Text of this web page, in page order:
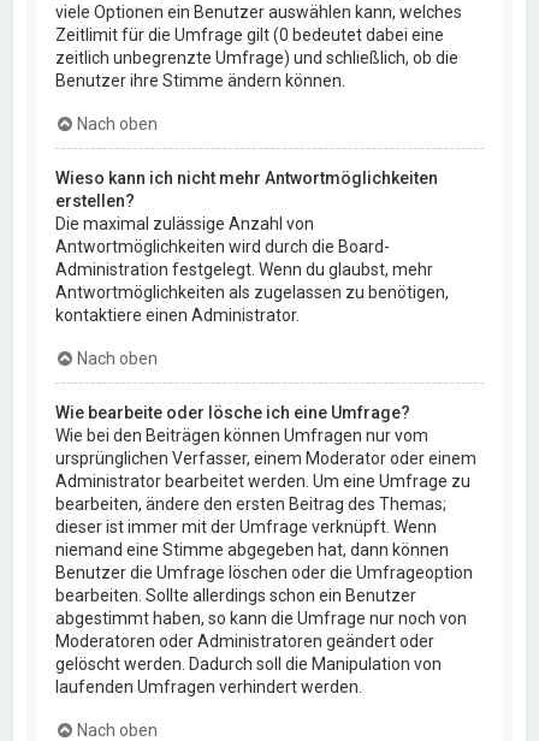
viele Optionen ein Benutzer auswählen kann, welches
Zeitlimit für die Umfrage gilt (0 bedeutet dabei eine
zeitlich unbegrenzte Umfrage) und schließlich, ob die
Benutzer ihre Stimme ändern können.
Nach oben
Wieso kann ich nicht mehr Antwortmöglichkeiten
erstellen?
Die maximal zulässige Anzahl von
Antwortmöglichkeiten wird durch die Board-
Administration festgelegt. Wenn du glaubst, mehr
Antwortmöglichkeiten als zugelassen zu benötigen,
kontaktiere einen Administrator.
Nach oben
Wie bearbeite oder lösche ich eine Umfrage?
Wie bei den Beiträgen können Umfragen nur vom
ursprünglichen Verfasser, einem Moderator oder einem
Administrator bearbeitet werden. Um eine Umfrage zu
bearbeiten, ändere den ersten Beitrag des Themas;
dieser ist immer mit der Umfrage verknüpft. Wenn
niemand eine Stimme abgegeben hat, dann können
Benutzer die Umfrage löschen oder die Umfrageoption
bearbeiten. Sollte allerdings schon ein Benutzer
abgestimmt haben, so kann die Umfrage nur noch von
Moderatoren oder Administratoren geändert oder
gelöscht werden. Dadurch soll die Manipulation von
laufenden Umfragen verhindert werden.
Nach oben